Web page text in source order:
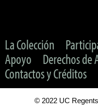
La Colección
Apoyo
Derechos de
Contactos y Créditos
© 2022 UC